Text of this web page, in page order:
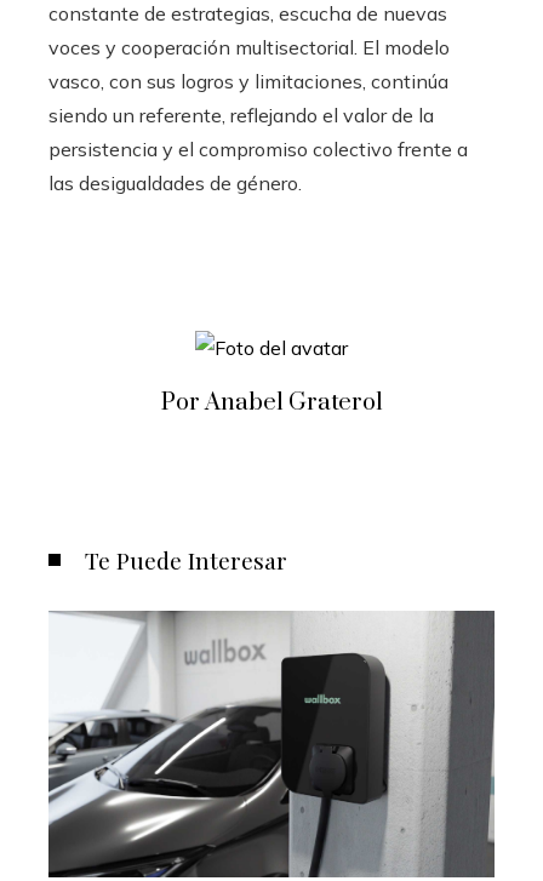
constante de estrategias, escucha de nuevas
voces y cooperación multisectorial. El modelo
vasco, con sus logros y limitaciones, continúa
siendo un referente, reflejando el valor de la
persistencia y el compromiso colectivo frente a
las desigualdades de género.
Por Anabel Graterol
Te Puede Interesar